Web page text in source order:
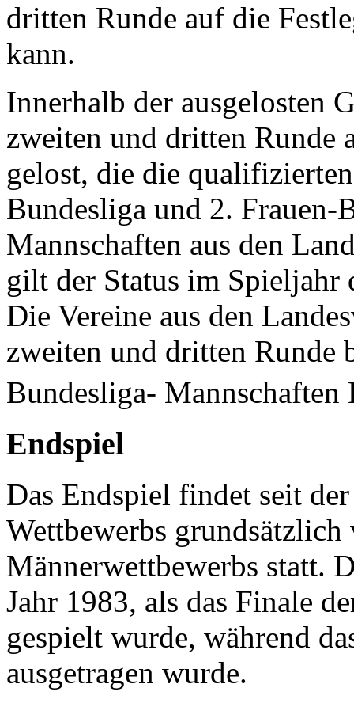
dritten Runde auf die
kann.
Innerhalb der ausgelosten
zweiten und dritten Runde
gelost, die die
Bundesliga und 2. Frauen-
Mannschaften aus den
gilt der Status im Spieljahr
Die Vereine aus den
zweiten und dritten Runde
Bundesliga- Mannschaften
Endspiel
Das Endspiel findet seit
Wettbewerbs grundsätzlich
Männerwettbewerbs statt.
Jahr 1983, als das Finale
gespielt wurde, während
ausgetragen wurde.